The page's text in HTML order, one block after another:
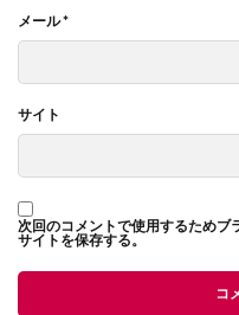
メール*
サイト
次回のコメントで使用するためブ
サイトを保存する。